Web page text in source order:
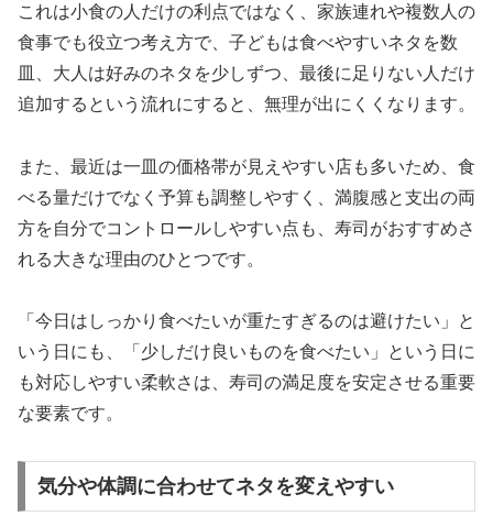
これは小食の人だけの利点ではなく、家族連れや複数人の
食事でも役立つ考え方で、子どもは食べやすいネタを数
皿、大人は好みのネタを少しずつ、最後に足りない人だけ
追加するという流れにすると、無理が出にくくなります。
また、最近は一皿の価格帯が見えやすい店も多いため、食
べる量だけでなく予算も調整しやすく、満腹感と支出の両
方を自分でコントロールしやすい点も、寿司がおすすめさ
れる大きな理由のひとつです。
「今日はしっかり食べたいが重たすぎるのは避けたい」と
いう日にも、「少しだけ良いものを食べたい」という日に
も対応しやすい柔軟さは、寿司の満足度を安定させる重要
な要素です。
気分や体調に合わせてネタを変えやすい